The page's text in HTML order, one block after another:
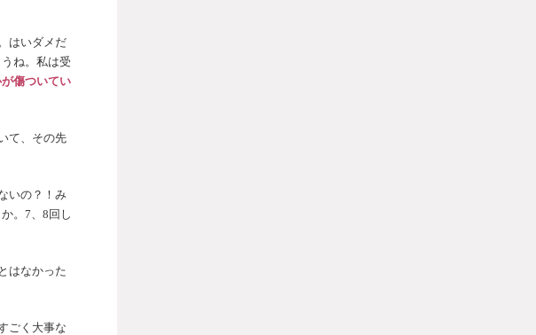
はいダメだ
ね。私は受
傷ついてい
て、その先
いの？！み
。7、8回し
はなかった
ごく大事な